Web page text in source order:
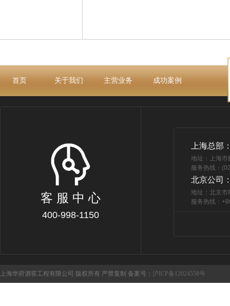
首页 关于我们 主营业务 成功案例
客 服 中 心
400-998-1150
上海总部
地址：上海
服务热线：
北京公司
地址：北京市
服务热线：
上海华府酒窖工程有限公司 版权所有 严禁复制 备案号： 沪ICP备12024558号